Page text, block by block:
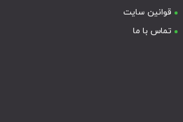
قوانین سایت
تماس با ما